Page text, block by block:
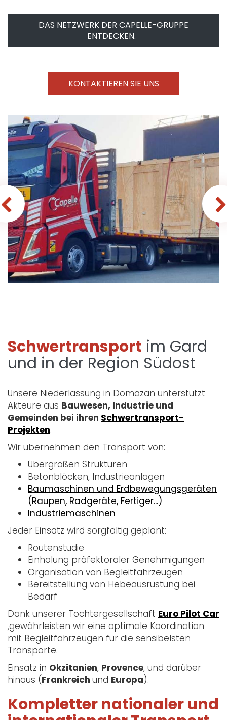
DAS NETZWERK DER CAPELLE-GRUPPE
ENTDECKEN.
KONTAKTIEREN SIE UNS
Schwertransport im Gard
und in der Region Südost
Unsere Niederlassung in Domazan unterstützt
Akteure aus Bauwesen, Industrie und
Gemeinden bei ihren Schwertransport-
Projekten.
Wir übernehmen den Transport von:
Übergroßen Strukturen
Betonblöcken, Industrieanlagen
Baumaschinen und Erdbewegungsgeräten
(Raupen, Radgeräte, Fertiger...)
Industriemaschinen
Jeder Einsatz wird sorgfältig geplant:
Routenstudie
Einholung präfektoraler Genehmigungen
Organisation von Begleitfahrzeugen
Bereitstellung von Hebeausrüstung bei
Bedarf
Dank unserer Tochtergesellschaft Euro Pilot Car
,gewährleisten wir eine optimale Koordination
mit Begleitfahrzeugen für die sensibelsten
Transporte.
Einsatz in Okzitanien, Provence, und darüber
hinaus (Frankreich und Europa).
Kompletter nationaler und